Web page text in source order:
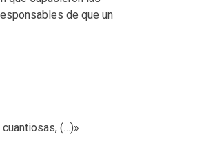
de que un
(…)»